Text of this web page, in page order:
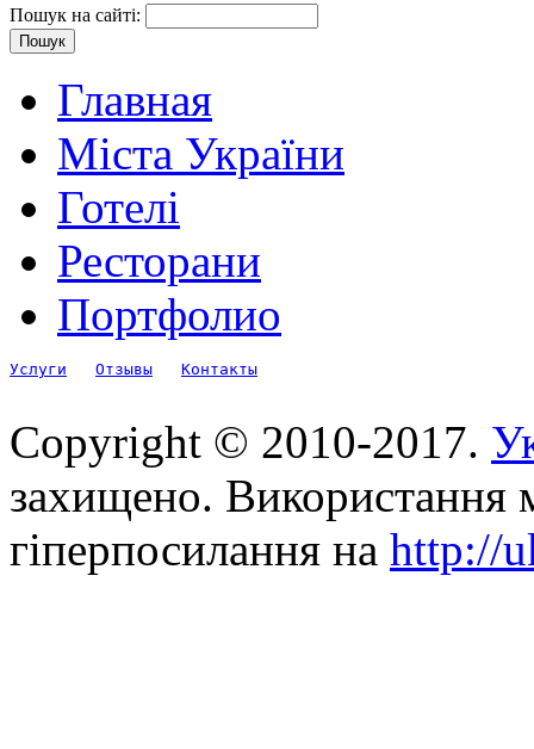
Пошук на сайті:
Главная
Міста України
Готелі
Ресторани
Портфолио
Услуги Отзывы Контакты
Copyright © 2010-2017.
захищено. Використання
гіперпосилання на http://